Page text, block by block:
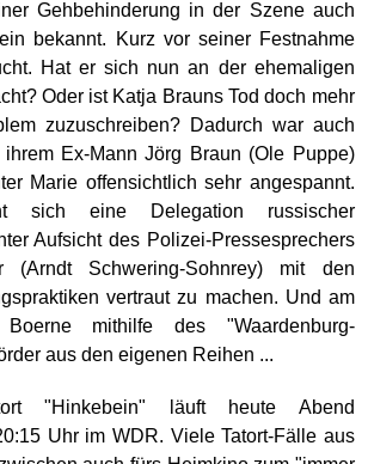
Gehbehinderung in der Szene auch
bekannt. Kurz vor seiner Festnahme
Hat er sich nun an der ehemaligen
Oder ist Katja Brauns Tod doch mehr
zuzuschreiben? Dadurch war auch
Ex-Mann Jörg Braun (Ole Puppe)
Marie offensichtlich sehr angespannt.
sich eine Delegation russischer
Aufsicht des Polizei-Pressesprechers
(Arndt Schwering-Sohnrey) mit den
vertraut zu machen. Und am
mithilfe des "Waardenburg-
aus den eigenen Reihen ...
"Hinkebein" läuft heute Abend
Uhr im WDR. Viele Tatort-Fälle aus